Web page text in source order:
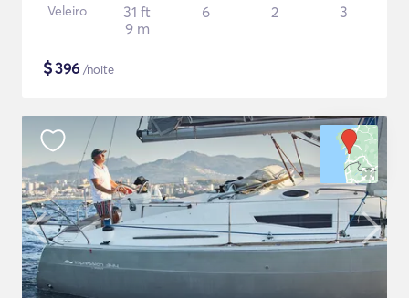
Veleiro
31 ft
9 m
6 2 3
$396 /noite